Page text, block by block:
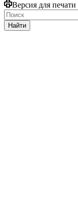
Версия для печати
Найти